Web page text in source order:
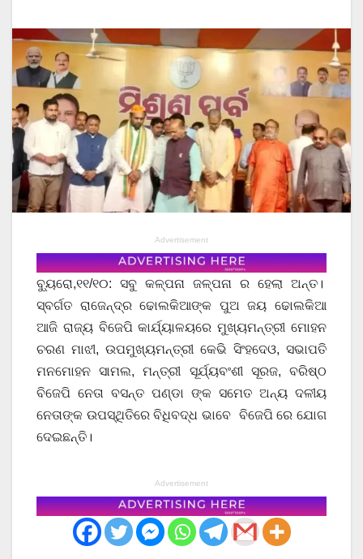
Advertisement
ବ୍ୟୁରୋ,୧୧/୧୦: ସବୁ କଳ୍ପନା ଜଳ୍ପନା ର ହେଲା ଅନ୍ତ।
ସ୍ବର୍ଗତ ରାଜେନ୍ଦ୍ର ଢୋଲକିଆଙ୍କ ପୁଅ ଜୟ ଢୋଲକିଆ
ଆଜି ରାଜ୍ୟ ବିଜେପି କାର୍ଯ୍ୟାଳୟରେ ମୁଖ୍ୟମନ୍ତ୍ରୀ ମୋହନ
ଚରଣ ମାଝୀ, ଉପମୁଖ୍ୟମନ୍ତ୍ରୀ କେଭି ସିଂହଦେଓ, ସଭାପତି
ମନମୋହନ ସାମଲ, ମନ୍ତ୍ରୀ ସୂର୍ଯ୍ୟବଂଶୀ ସୂରଜ, ବରିଷ୍ଠ
ବିଜେପି ନେତା ବସନ୍ତ ପଣ୍ଡା ଙ୍କ ସମେତ ଅନ୍ୟ ଦଳୀୟ
ନେତାଙ୍କ ଉପସ୍ଥିତିରେ ବିଧିବଦ୍ଧ ଭାବେ ବିଜେପି ରେ ଯୋଗ
ଦେଇଛନ୍ତି।
Advertisement